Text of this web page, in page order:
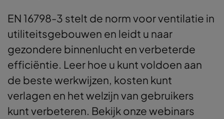
EN 16798-3 stelt de norm voor ventilatie in
utiliteitsgebouwen en leidt u naar
gezondere binnenlucht en verbeterde
efficiëntie. Leer hoe u kunt voldoen aan
de beste werkwijzen, kosten kunt
verlagen en het welzijn van gebruikers
kunt verbeteren. Bekijk onze webinars